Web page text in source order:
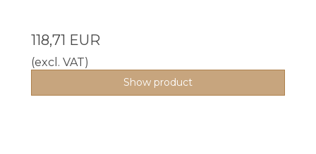
118,71 EUR
(excl. VAT)
Show product